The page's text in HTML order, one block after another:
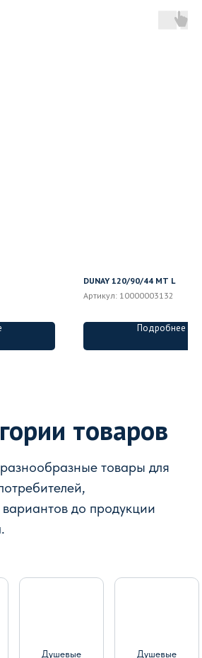
DUNAY 120/90/44 MT L
Артикул: 10000003132
Подробнее
товаров
товары для
до продукции
Душевые Душевые